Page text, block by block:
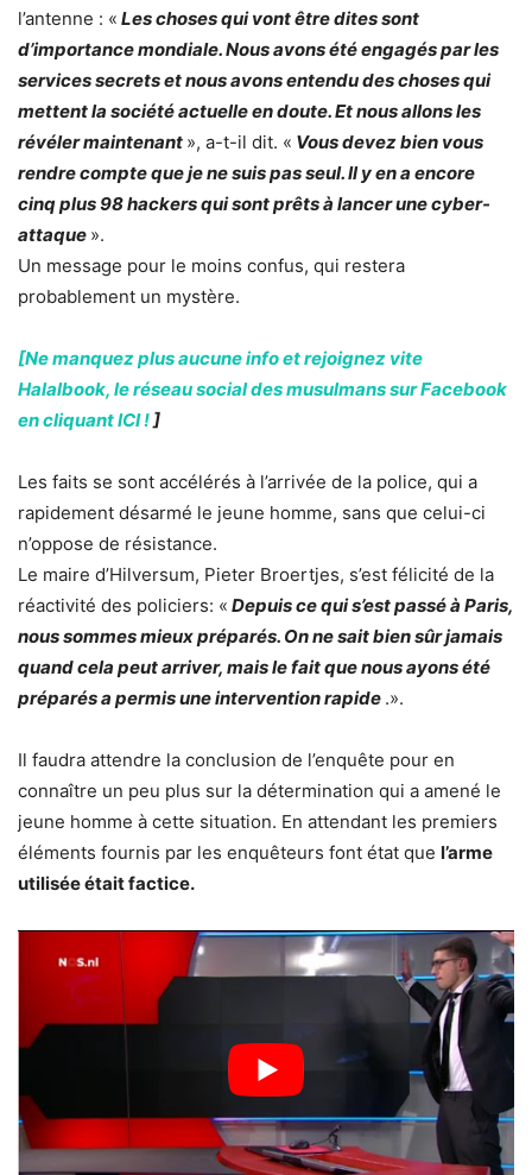
l’antenne : « Les choses qui vont être dites sont
d’importance mondiale. Nous avons été engagés par les
services secrets et nous avons entendu des choses qui
mettent la société actuelle en doute. Et nous allons les
révéler maintenant », a-t-il dit. « Vous devez bien vous
rendre compte que je ne suis pas seul. Il y en a encore
cinq plus 98 hackers qui sont prêts à lancer une cyber-
attaque ».
Un message pour le moins confus, qui restera
probablement un mystère.
[Ne manquez plus aucune info et rejoignez vite
Halalbook, le réseau social des musulmans sur Facebook
en cliquant ICI !]
Les faits se sont accélérés à l’arrivée de la police, qui a
rapidement désarmé le jeune homme, sans que celui-ci
n’oppose de résistance.
Le maire d’Hilversum, Pieter Broertjes, s’est félicité de la
réactivité des policiers: « Depuis ce qui s’est passé à Paris,
nous sommes mieux préparés. On ne sait bien sûr jamais
quand cela peut arriver, mais le fait que nous ayons été
préparés a permis une intervention rapide .».
Il faudra attendre la conclusion de l’enquête pour en
connaître un peu plus sur la détermination qui a amené le
jeune homme à cette situation. En attendant les premiers
éléments fournis par les enquêteurs font état que l’arme
utilisée était factice.